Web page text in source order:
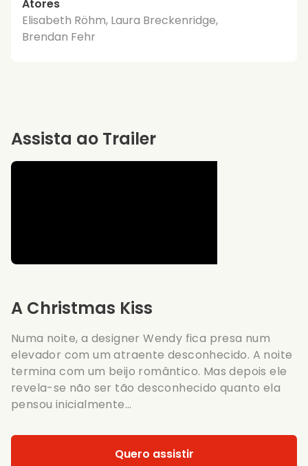
Atores
Elisabeth Röhm, Laura Breckenridge,
Brendan Fehr
A Christmas Kiss
Numa noite, a designer Wendy fica presa num
elevador com um atraente desconhecido. A noite
termina com um beijo romântico. Mas depois ele
revela-se não ser tão desconhecido quanto ela
pensou inicialmente...
Quero assistir
Assista ao Trailer